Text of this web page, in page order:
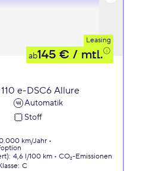
Leasing
ab145 € / mtl.
e-DSC6 Allure
Automatik
Stoff
km/Jahr
: 4,6 l/100 km
CO₂-Emissionen
: C